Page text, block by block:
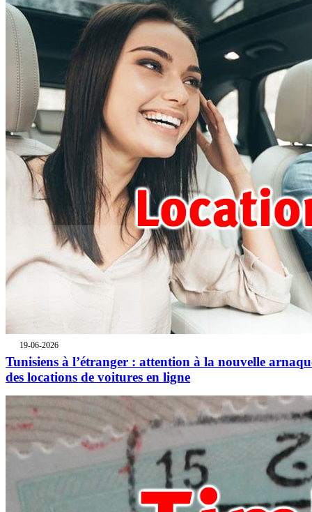
19-06-2026
Tunisiens à l’étranger : attention à la nouvelle
des locations de voitures en ligne